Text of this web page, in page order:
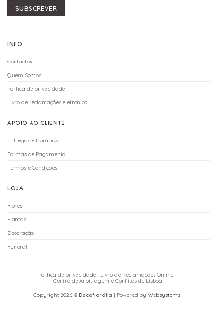
SUBSCREVER
INFO
Contactos
Quem Somos
Política de privacidade
Livro de reclamações eletrónico
APOIO AO CLIENTE
Entregas e Horários
Formas de Pagamento
Termos e Condições
LOJA
Flores
Plantas
Decoração
Funeral
Política de privacidade
Livro de Reclamações Online
Centro de Arbitragem e Conflitos de Lisboa
Copyright 2026 © Decoflorália | Powered by Websystems